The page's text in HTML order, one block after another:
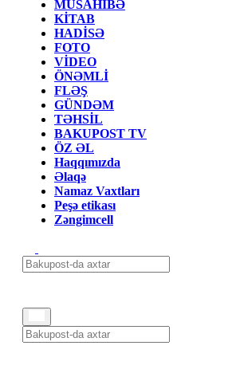
MÜSAHİBƏ
KİTAB
HADİSƏ
FOTO
VİDEO
ÖNƏMLİ
FLƏŞ
GÜNDƏM
TƏHSİL
BAKUPOST TV
ÖZ ƏL
Haqqımızda
Əlaqə
Namaz Vaxtları
Peşə etikası
Zəngimcell